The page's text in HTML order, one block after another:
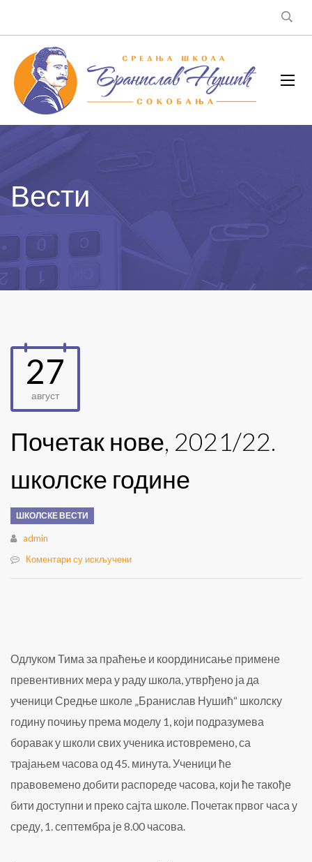
Вести
27
август
Почетак нове, 2021/22.
школске године
ШКОЛСКЕ ВЕСТИ
Author
admin
Коментари су искључени
Одлуком Тима за праћење и координисање примене
превентивних мера у раду школа, утврђено ја да
ученици Средње школе „Бранислав Нушић“ школску
годину почињу према моделу 1, који подразумева
боравак у школи свих ученика истовремено, са
трајањем часова од 45. минута. Ученици ће
правовемено добити распореде часова, који ће такође
бити доступни и преко сајта школе. Почетак првог часа у
среду, 1. септембра је 8.00 часова.